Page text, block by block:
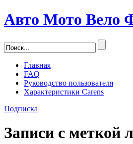
Авто Мото Вело
Главная
FAQ
Руководство пользователя
Характеристики Carens
Подписка
Записи с меткой